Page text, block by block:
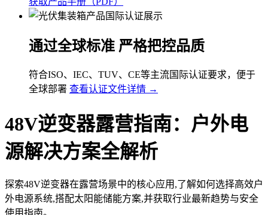
通过全球标准 严格把控品质
符合ISO、IEC、TUV、CE等主流国际认证要求，便于
全球部署 查看认证文件详情 →
48V逆变器露营指南：户外电
源解决方案全解析
探索48V逆变器在露营场景中的核心应用,了解如何选择高效户
外电源系统,搭配太阳能储能方案,并获取行业最新趋势与安全